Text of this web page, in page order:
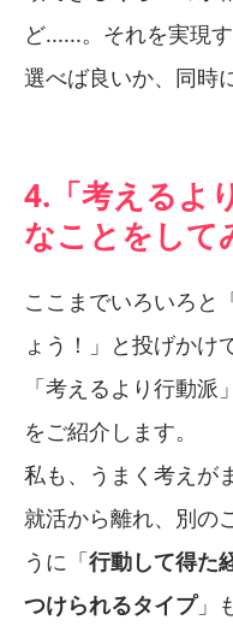
ど......。それを実現
選べば良いか、同時
4.「考えるよ
なことをして
ここまでいろいろと
ょう！」と投げかけ
「考えるより行動
をご紹介します。
私も、うまく考えが
就活から離れ、別の
うに「行動して得た
つけられるタイプ」